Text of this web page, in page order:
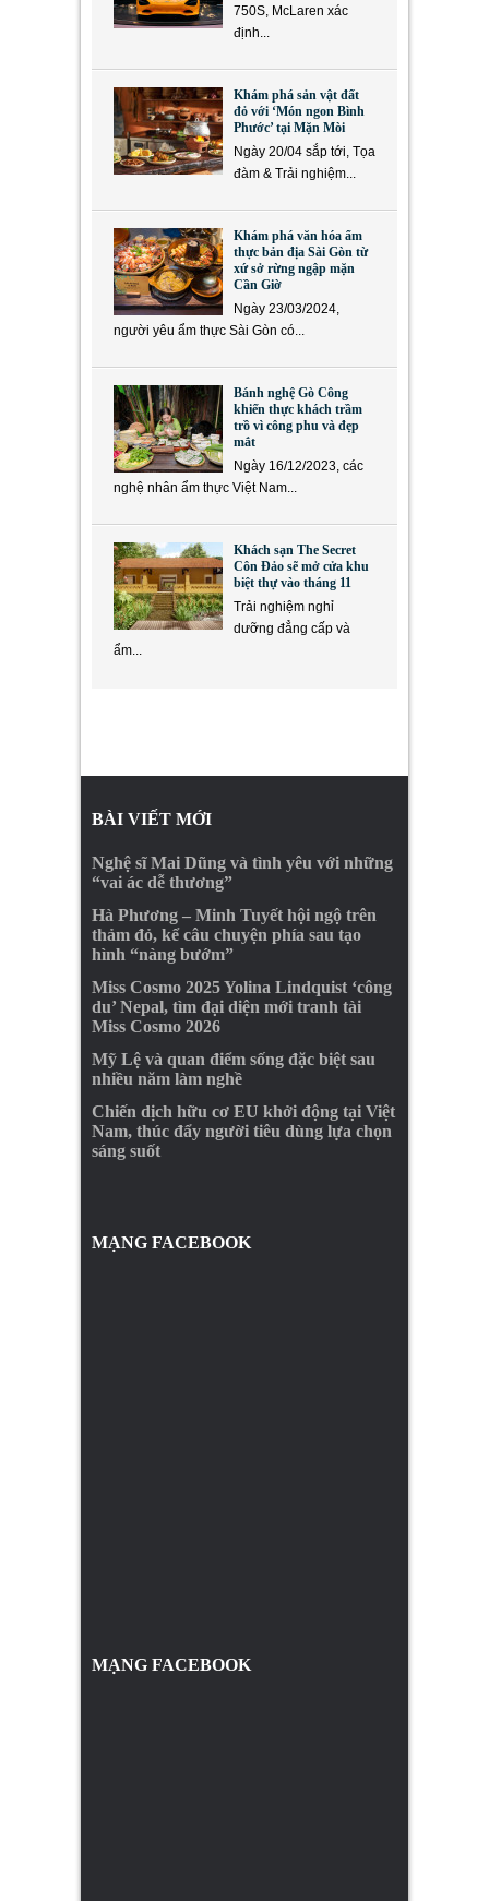
750S, McLaren xác
định...
Khám phá sản vật đất
đỏ với ‘Món ngon Bình
Phước’ tại Mặn Mòi
Ngày 20/04 sắp tới, Tọa
đàm & Trải nghiệm...
Khám phá văn hóa ẩm
thực bản địa Sài Gòn từ
xứ sở rừng ngập mặn
Cần Giờ
Ngày 23/03/2024,
người yêu ẩm thực Sài Gòn có...
Bánh nghệ Gò Công
khiến thực khách trầm
trồ vì công phu và đẹp
mắt
Ngày 16/12/2023, các
nghệ nhân ẩm thực Việt Nam...
Khách sạn The Secret
Côn Đảo sẽ mở cửa khu
biệt thự vào tháng 11
Trải nghiệm nghỉ
dưỡng đẳng cấp và
ẩm...
BÀI VIẾT MỚI
Nghệ sĩ Mai Dũng và tình yêu với những
“vai ác dễ thương”
Hà Phương – Minh Tuyết hội ngộ trên
thảm đỏ, kể câu chuyện phía sau tạo
hình “nàng bướm”
Miss Cosmo 2025 Yolina Lindquist ‘công
du’ Nepal, tìm đại diện mới tranh tài
Miss Cosmo 2026
Mỹ Lệ và quan điểm sống đặc biệt sau
nhiều năm làm nghề
Chiến dịch hữu cơ EU khởi động tại Việt
Nam, thúc đẩy người tiêu dùng lựa chọn
sáng suốt
MẠNG FACEBOOK
MẠNG FACEBOOK